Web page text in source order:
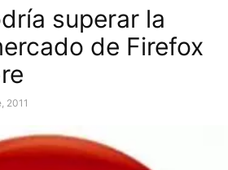
superar la
de Firefox
2011